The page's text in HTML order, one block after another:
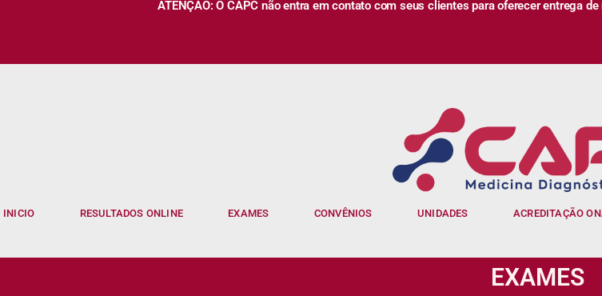
ATENÇÃO: O CAPC não entra em contato com seus clientes para oferecer entrega
INICIO RESULTADOS ONLINE EXAMES CONVÊNIOS UNIDADES ACREDITAÇÃO
EXAMES